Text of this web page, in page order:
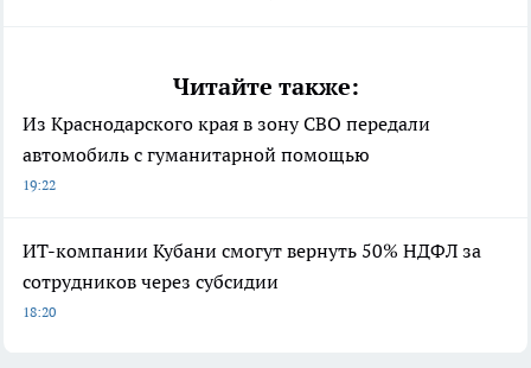
Читайте также:
Из Краснодарского края в зону СВО передали
автомобиль с гуманитарной помощью
19:22
ИТ-компании Кубани смогут вернуть 50% НДФЛ за
сотрудников через субсидии
18:20